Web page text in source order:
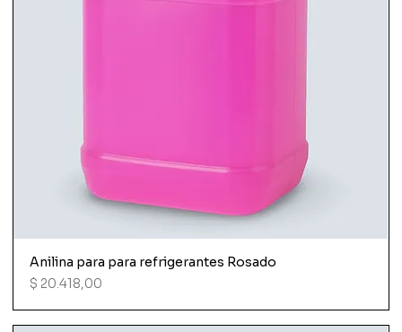
Anilina para para refrigerantes Rosado
Precio
$ 20.418,00